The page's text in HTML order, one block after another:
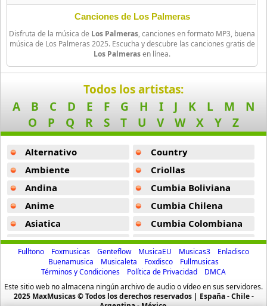
Amadeus
20 músicas online
Amar Azul
Amaya Hermanos
America Del Sur
20 músicas online
Americo
Americo y la Nueva Alegria
27 músicas online
Amerikan Sound
38 músicas online
Ana Maria Proano
86 músicas online
El Que La Agarra La Agarra -Los Palmeras
Piel Negra -Los Palmeras
La Culpa La Tienes Tu -Los Palmeras
La Mujer Que Tanto Ame -Los Palmeras
El Mas Popular -Los Palmeras
Gelatina -Los Palmeras
Jamas -Los Palmeras
Canciones de Los Palmeras
Disfruta de la música de Los Palmeras, canciones en formato MP3, buena
música de Los Palmeras 2025. Escucha y descubre las canciones gratis de
Los Palmerasen línea.
Todos los artistas:
A
B C D E F G H I J K L M
N
O
P Q R S T U V W X Y Z
Alternativo
Ambiente
Andina
Anime
Asiatica
Atevip
Bachatas
Baladas
Baladas De Oro
Country
Criollas
Cumbia Boliviana
Cumbia Chilena
Cumbia Colombiana
Cumbia Ecuatoriana
Cumbia Mexicana
Cumbia Pop
Cumbia Surena
Fulltono Foxmusicas Genteflow MusicaEU Musicas3
Enladisco
Buenamusica
Musicaleta Foxdisco
Fullmusicas
Términos y Condiciones
Política de Privacidad
DMCA
Este sitio web no almacena ningún archivo de audio o vídeo en sus servidores.
2025 MaxMusicas © Todos los derechos reservados | España - Chile -